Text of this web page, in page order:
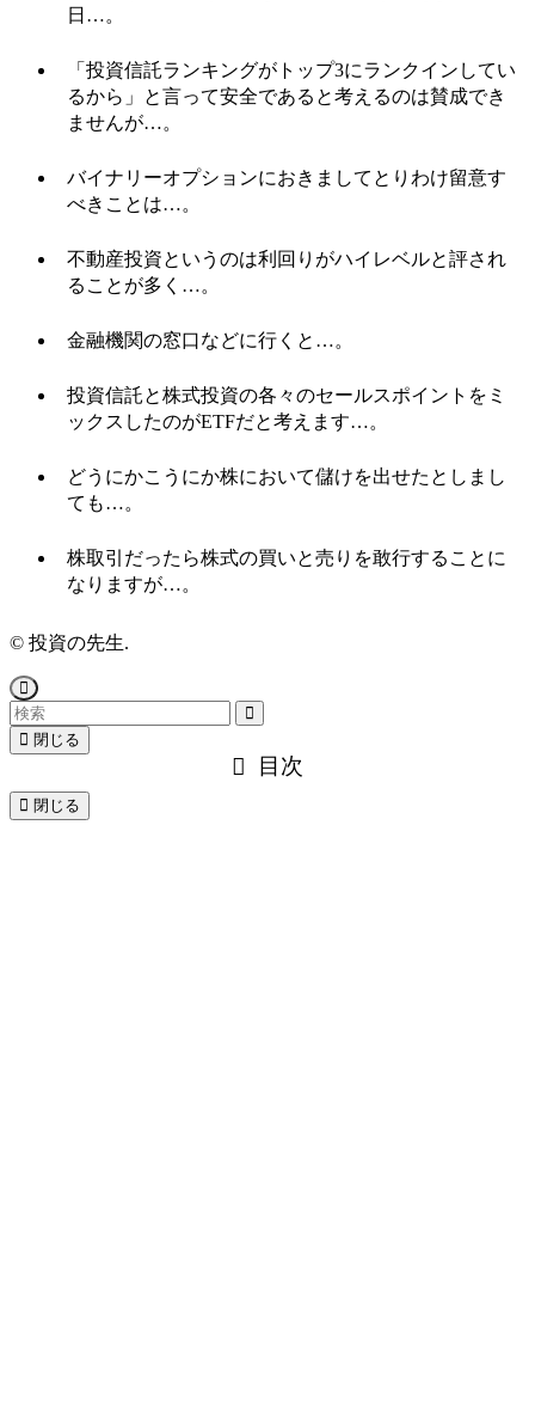
日…。
「投資信託ランキングがトップ3にランクインしてい
るから」と言って安全であると考えるのは賛成でき
ませんが…。
バイナリーオプションにおきましてとりわけ留意す
べきことは…。
不動産投資というのは利回りがハイレベルと評され
ることが多く…。
金融機関の窓口などに行くと…。
投資信託と株式投資の各々のセールスポイントをミ
ックスしたのがETFだと考えます…。
どうにかこうにか株において儲けを出せたとしまし
ても…。
株取引だったら株式の買いと売りを敢行することに
なりますが…。
© 投資の先生.
閉じる
目次
閉じる